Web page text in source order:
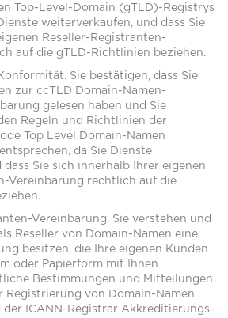
Top-Level-Domain (gTLD)-Registrys
weiterverkaufen, und dass Sie
Reseller-Registranten-
auf die gTLD-Richtlinien beziehen.
Sie bestätigen, dass Sie
zur ccTLD Domain-Namen-
gelesen haben und Sie
Regeln und Richtlinien der
Top Level Domain-Namen
da Sie Dienste
Sie sich innerhalb Ihrer eigenen
Vereinbarung rechtlich auf die
Vereinbarung. Sie verstehen und
Reseller von Domain-Namen eine
besitzen, die Ihre eigenen Kunden
oder Papierform mit Ihnen
Bestimmungen und Mitteilungen
Registrierung von Domain-Namen
ICANN-Registrar Akkreditierungs-